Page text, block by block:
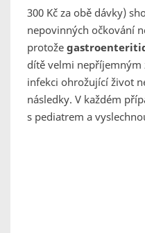
300 Kč za obě dávky)
nepovinných očkování
protože
dítě velmi nepříjemným
infekci ohrožující život
následky. V každém
s pediatrem a